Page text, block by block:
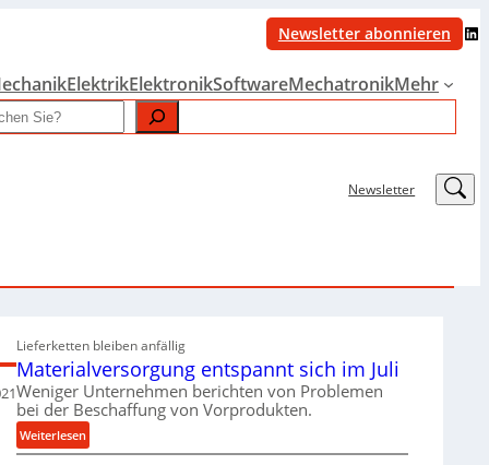
Newsletter abonnieren LinkedIn
ElektrikElektronikSoftwareMechatronikMehr
Newsletter LinkedIn
Lieferketten bleiben anfällig
Materialversorgung entspannt sich im Juli
Weniger Unternehmen berichten von Problemen
bei der Beschaffung von Vorprodukten.
Weiterlesen:
M